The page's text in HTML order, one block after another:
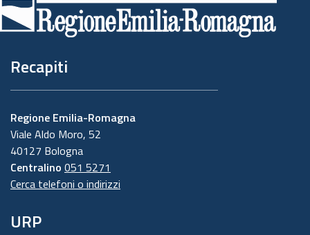
pagina
Recapiti
Regione Emilia-Romagna
Viale Aldo Moro, 52
40127 Bologna
Centralino 051 5271
Cerca telefoni o indirizzi
URP